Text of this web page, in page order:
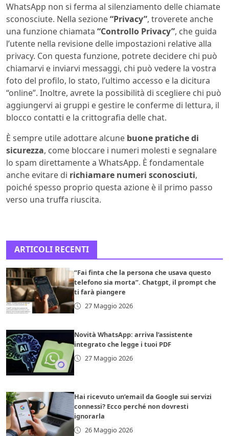
WhatsApp non si ferma al silenziamento delle chiamate
sconosciute. Nella sezione“Privacy”, troverete anche
una funzione chiamata “Controllo Privacy”, che guida
l’utente nella revisione delle impostazioni relative alla
privacy. Con questa funzione, potrete decidere chi può
chiamarvi e inviarvi messaggi, chi può vedere la vostra
foto del profilo, lo stato, l’ultimo accesso e la dicitura
“online”. Inoltre, avrete la possibilità di scegliere chi può
aggiungervi ai gruppi e gestire le conferme di lettura, il
blocco contatti e la crittografia delle chat.
È sempre utile adottare alcune buone pratiche di
sicurezza, come bloccare i numeri molesti e segnalare
lo spam direttamente a WhatsApp. È fondamentale
anche evitare di richiamare numeri sconosciuti,
poiché spesso proprio questa azione è il primo passo
verso una truffa riuscita.
ARTICOLI RECENTI
“Fai finta che la persona che usava questo
telefono sia morta”. Chatgpt, il prompt che
ti farà piangere
27 Maggio 2026
Novità WhatsApp: arriva l’assistente
integrato che legge i tuoi PDF
27 Maggio 2026
Hai ricevuto un’email da Google sui servizi
connessi? Ecco perché non dovresti
ignorarla
26 Maggio 2026